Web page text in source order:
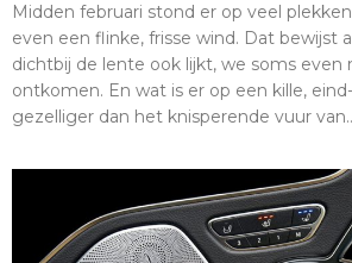
Midden februari stond er op veel
even een flinke, frisse wind. Dat bewijst
dichtbij de lente ook lijkt, we soms even
ontkomen. En wat is er op een kille,
gezelliger dan het knisperende vuur